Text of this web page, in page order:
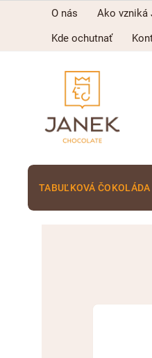
O nás Ako vzniká
Kde ochutnať
TABUĽKOVÁ ČOKOLÁDA